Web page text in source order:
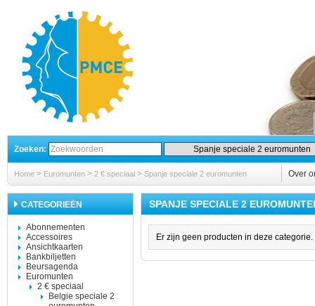
Zoeken:
Home > Euromunten > 2 € speciaal > Spanje speciale 2 euromunten Over
CATEGORIEËN
Abonnementen
Accessoires
Ansichtkaarten
Bankbiljetten
Beursagenda
Euromunten
2 € speciaal
Belgie speciale 2
SPANJE SPECIALE 2
Er zijn geen producten in deze categorie.